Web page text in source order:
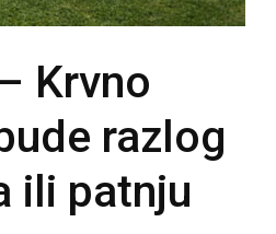
Krvno
razlog
ili patnju